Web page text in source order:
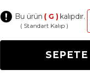
Bu ürün ( G ) kalıpdır.
( Standart Kalıp )